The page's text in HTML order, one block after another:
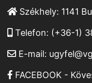
Székhely: 1141
Telefon: (+36-1)
E-mail:
FACEBOOK -